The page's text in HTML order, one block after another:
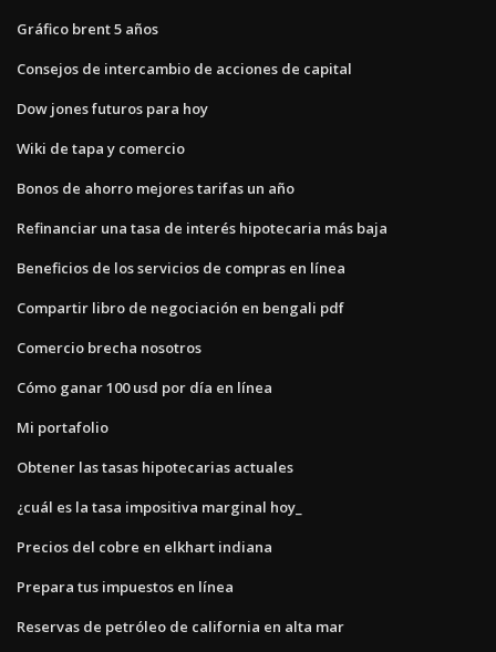
Gráfico brent 5 años
Consejos de intercambio de acciones de capital
Dow jones futuros para hoy
Wiki de tapa y comercio
Bonos de ahorro mejores tarifas un año
Refinanciar una tasa de interés hipotecaria más baja
Beneficios de los servicios de compras en línea
Compartir libro de negociación en bengali pdf
Comercio brecha nosotros
Cómo ganar 100 usd por día en línea
Mi portafolio
Obtener las tasas hipotecarias actuales
¿cuál es la tasa impositiva marginal hoy_
Precios del cobre en elkhart indiana
Prepara tus impuestos en línea
Reservas de petróleo de california en alta mar